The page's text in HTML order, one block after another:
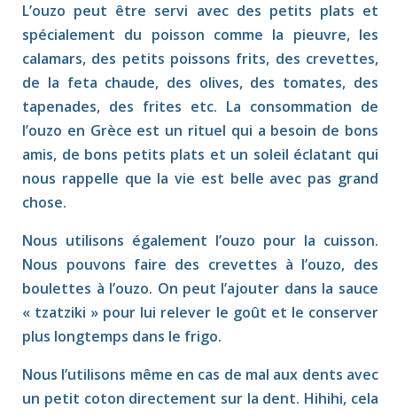
L’ouzo peut être servi avec des petits plats et
spécialement du poisson comme la pieuvre, les
calamars, des petits poissons frits, des crevettes,
de la feta chaude, des olives, des tomates, des
tapenades, des frites etc. La consommation de
l’ouzo en Grèce est un rituel qui a besoin de bons
amis, de bons petits plats et un soleil éclatant qui
nous rappelle que la vie est belle avec pas grand
chose.
Nous utilisons également l’ouzo pour la cuisson.
Nous pouvons faire des crevettes à l’ouzo, des
boulettes à l’ouzo. On peut l’ajouter dans la sauce
« tzatziki » pour lui relever le goût et le conserver
plus longtemps dans le frigo.
Nous l’utilisons même en cas de mal aux dents avec
un petit coton directement sur la dent. Hihihi, cela